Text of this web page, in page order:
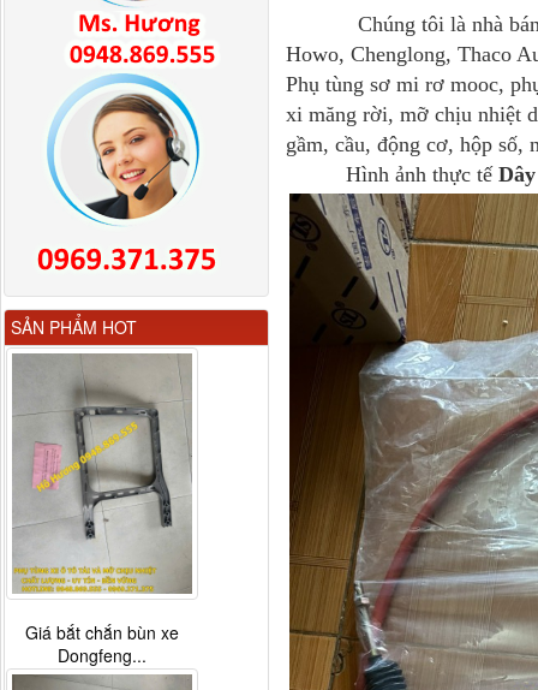
Chúng tôi là nhà bán
Howo, Chenglong, Thaco
Phụ tùng sơ mi rơ mooc,
xi măng rời, mỡ chịu nhiệt
gầm, cầu, động cơ, hộp số,
Hình ảnh thực tế
SẢN PHẨM HOT
cửa Thaco...
Gương chiếu hậu FAW
JH6 có sấy...
Giá bắt chắn bùn xe
Dongfeng...